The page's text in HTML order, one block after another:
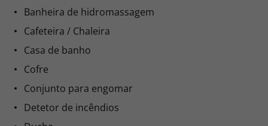
Banheira de hidromassagem
Cafeteira / Chaleira
Casa de banho
Cofre
Conjunto para engomar
Detetor de incêndios